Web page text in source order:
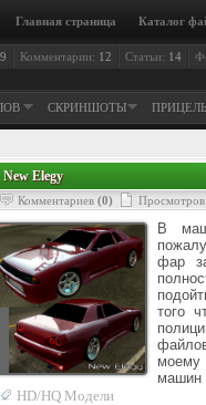
Главная страница Каталог
Комментарии: 12 Статьи: 14
СКРИНШОТЫ
New Elegy
Комментариев (0)
В
фар
того
моему
машин
HD/HQ Модели